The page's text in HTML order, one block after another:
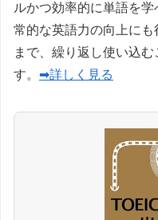
ルかつ効率的に単語を
常的な英語力の向上に
まで、繰り返し使い込
す。 ➡詳しく見る